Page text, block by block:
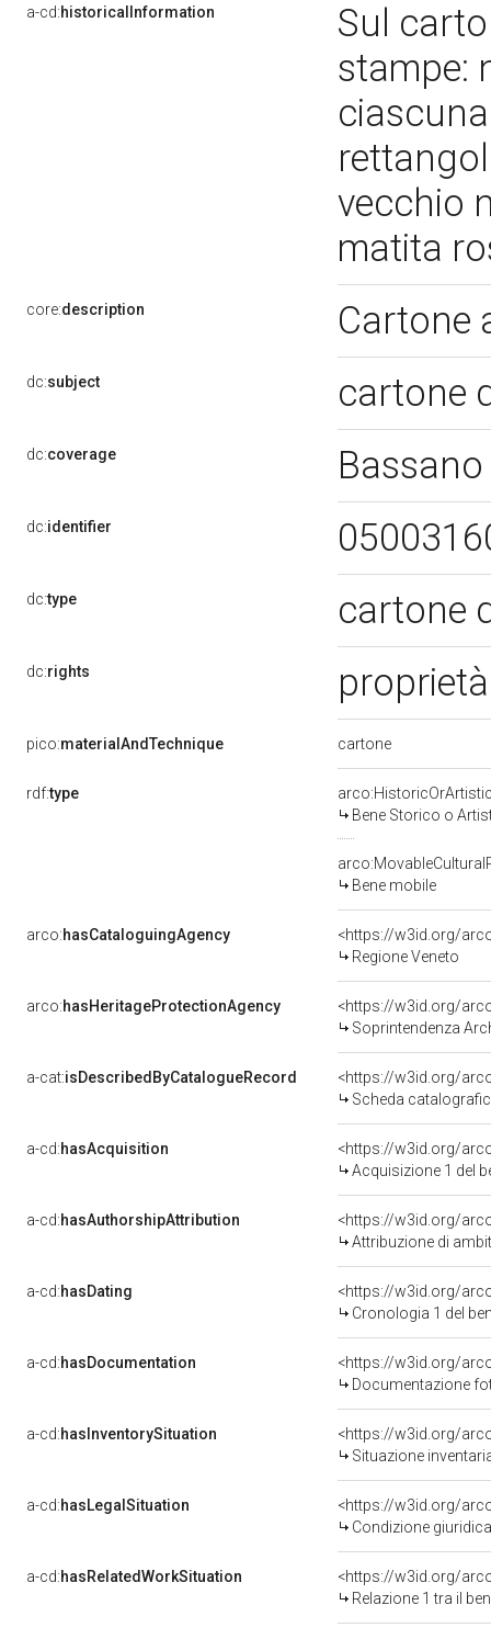
a-cd:historicalInformation
Sul
stampe:
vecchio
matita
core:description Cartone
dc:subject cartone
dc:coverage
dc:identifier
dc:type cartone
dc:rights
pico:materialAndTechnique cartone
rdf:type
Bene Storico o
Bene mobile
arco:hasCataloguingAgency
<https://w3id.org/
Regione Veneto
arco:hasHeritageProtectionAgency
<https://w3id.org/
Soprintendenza
a-cat:isDescribedByCatalogueRecord
<https://w3id.org/
Scheda
a-cd:hasAcquisition
<https://w3id.org/
Acquisizione 1 del
a-cd:hasAuthorshipAttribution
<https://w3id.org/
Attribuzione di
a-cd:hasDating
<https://w3id.org/
Cronologia 1 del
a-cd:hasDocumentation
Documentazione
a-cd:hasInventorySituation
<https://w3id.org/
Situazione
a-cd:hasLegalSituation
Condizione
a-cd:hasRelatedWorkSituation
<https://w3id.org/
Relazione 1 tra il